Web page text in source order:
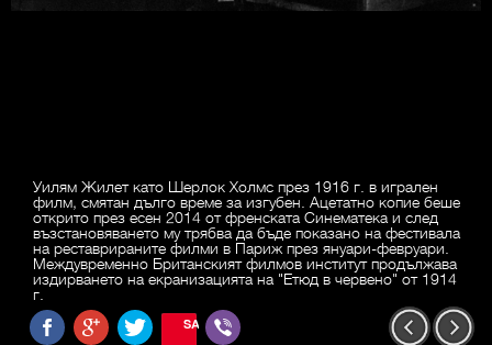
Уилям Жилет като Шерлок Холмс през 1916 г. в игрален
филм, смятан дълго време за изгубен. Ацетатно копие беше
открито през есен 2014 от френската Синематека и след
възстановяването му трябва да бъде показано на фестивала
на реставрираните филми в Париж през януари-февруари.
Междувременно Британският филмов институт продължава
издирването на екранизацията на "Етюд в червено" от 1914
г.
SAVE